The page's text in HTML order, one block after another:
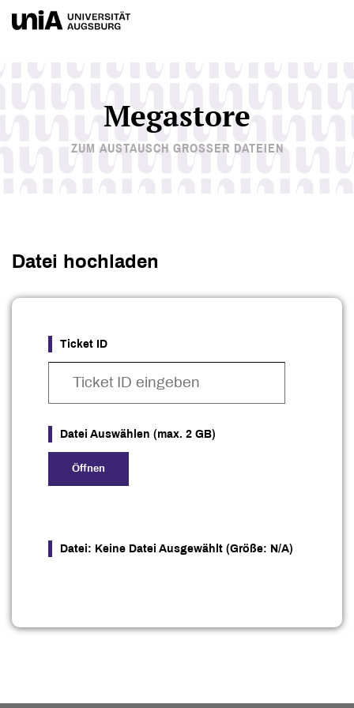
Megastore
ZUM AUSTAUSCH GROSSER DATEIEN
Datei hochladen
Ticket ID
Datei Auswählen (max. 2 GB)
Öffnen
Datei: Keine Datei Ausgewählt (Größe: N/A)